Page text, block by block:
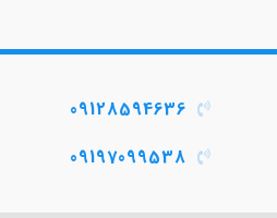
09128594636
09197099538